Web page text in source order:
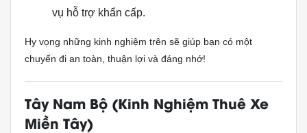
vụ hỗ trợ khẩn cấp.
Hy vọng những kinh nghiệm trên sẽ giúp bạn có một
chuyến đi an toàn, thuận lợi và đáng nhớ!
Tây Nam Bộ (Kinh Nghiệm Thuê Xe
Miền Tây)